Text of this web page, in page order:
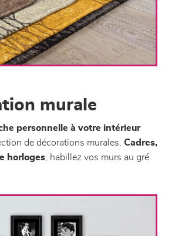
murale
personnelle à votre intérieur
de décorations murales. Cadres,
horloges , habillez vos murs au gré